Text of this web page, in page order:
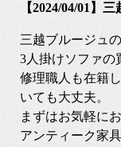
【2024/04/01】
三越ブルージュ
3人掛けソファの
修理職人も在籍
いても大丈夫。
まずはお気軽に
アンティーク家